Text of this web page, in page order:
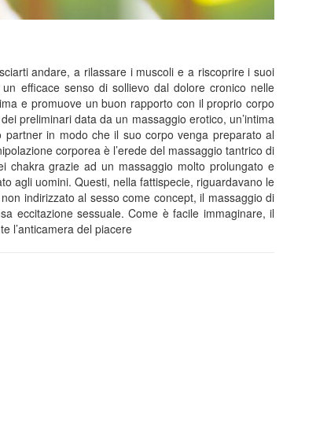
andare, a rilassare i muscoli e a riscoprire i suoi
efficace senso di sollievo dal dolore cronico nelle
e promuove un buon rapporto con il proprio corpo
preliminari data da un massaggio erotico, un’intima
in modo che il suo corpo venga preparato al
corporea è l’erede del massaggio tantrico di
chakra grazie ad un massaggio molto prolungato e
agli uomini. Questi, nella fattispecie, riguardavano le
indirizzato al sesso come concept, il massaggio di
eccitazione sessuale. Come è facile immaginare, il
l’anticamera del piacere